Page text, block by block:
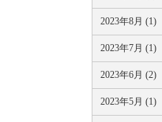
2023年8月 (1)
2023年7月 (1)
2023年6月 (2)
2023年5月 (1)